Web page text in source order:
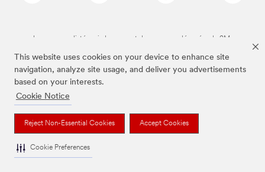
This website uses cookies on your device to enhance site
navigation, analyze site usage, and deliver you advertisements
based on your interests.
Cookie Notice
Reject Non-Essential Cookies Accept Cookies
Cookie Preferences
Les marques listées ci-dessus sont des marques déposées de 3M.